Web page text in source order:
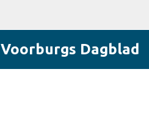
Voorburgs Dagblad